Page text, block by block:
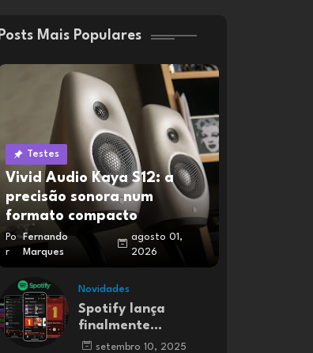
Posts Mais Populares
Testes
Vivid Audio Kaya S12: a
precisão sonora num
formato compacto
Po
r
Fernando
Marques
agosto 01,
2026
Novidades
Spotify lança
finalmente
streaming de música
setembro 10, 2025